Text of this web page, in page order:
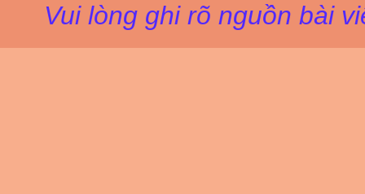
Vui lòng ghi rõ nguồn bài